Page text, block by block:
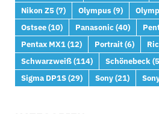
Nikon Z5(7) Olympus (9)
Ostsee(10) Panasonic(40)
Pentax MX1(12) Portrait(6)
Schwarzweiß(114) Schönebeck
Sigma DP1S(29) Sony(21)